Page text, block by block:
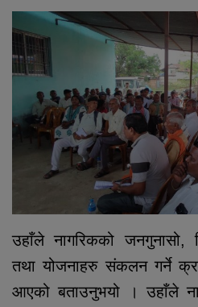
उहाँले नागरिकको जनगुनासो,
तथा योजनाहरु संकलन गर्ने
आएको बताउनुभयो । उहाँले